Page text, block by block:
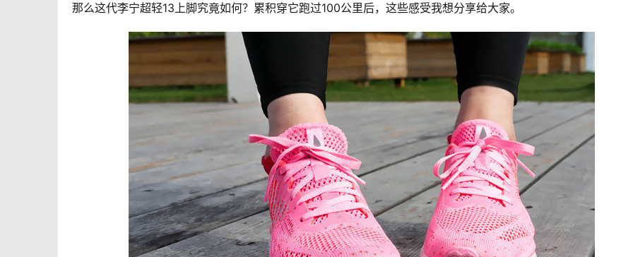
那么这代李宁超轻13上脚究竟如何？累积穿它跑过100公里后，这些感受我想分享给大家。